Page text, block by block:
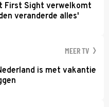
First Sight verwelkomt
veranderde alles'
MEER TV
is met vakantie